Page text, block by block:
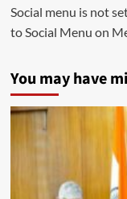
Social menu is not
to Social Menu on
You may have